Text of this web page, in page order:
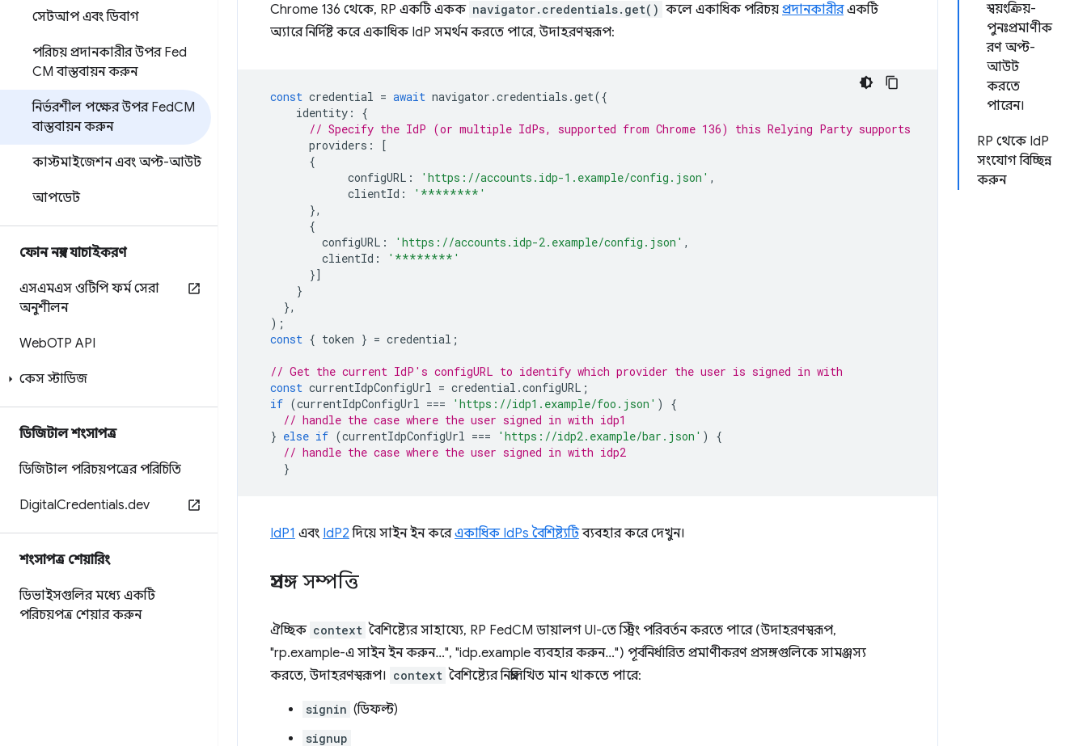
সেটআপ এবং ডিবাগ
পরিচয় প্রদানকারীর উপর Fed
CM বাস্তবায়ন করুন
নির্ভরশীল পক্ষের উপর FedCM
বাস্তবায়ন করুন
কাস্টমাইজেশন এবং অপ্ট-আউট
আপডেট
ফোন নম্বর যাচাইকরণ
এসএমএস ওটিপি ফর্ম সেরা
অনুশীলন
WebOTP API
কেস স্টাডিজ
ডিজিটাল শংসাপত্র
ডিজিটাল পরিচয়পত্রের পরিচিতি
DigitalCredentials.dev
শংসাপত্র শেয়ারিং
ডিভাইসগুলির মধ্যে একটি
পরিচয়পত্র শেয়ার করুন
স্বয়ংক্রিয়-
পুনঃপ্রমাণীক
রণ অপ্ট-
আউট
করতে
পারেন।
RP থেকে IdP
সংযোগ বিচ্ছিন্ন
করুন
Chrome 136 থেকে, RP একটি একক navigator.credentials.get() কলে একাধিক পরিচয় প্রদানকারীরএকটি
অ্যারে নির্দিষ্ট করে একাধিক IdP সমর্থন করতে পারে, উদাহরণস্বরূপ:
const credential = await navigator .credentials .get({
identity :
{
// Specify the IdP (or multiple IdPs, supported from Chrome 136) this Relying Party supports
providers :
[
{
configURL : 'https://accounts.idp-1.example/config.json' ,
clientId :
'********'
},
{
configURL : 'https://accounts.idp-2.example/config.json' ,
clientId :
'********'
}]
}
},
);
const { token } = credential ;
// Get the current IdP's configURL to identify which provider the user is signed in with
const currentIdpConfigUrl = credential .configURL ;
if (currentIdpConfigUrl === 'https://idp1.example/foo.json' )
{
// handle the case where the user signed in with idp1
} else if (currentIdpConfigUrl === 'https://idp2.example/bar.json' )
{
// handle the case where the user signed in with idp2
}
IdP1 এবং IdP2 দিয়ে সাইন ইন করেএকাধিক IdPs বৈশিষ্ট্যটিব্যবহার করে দেখুন।
প্রসঙ্গ সম্পত্তি
ঐচ্ছিক context বৈশিষ্ট্যের সাহায্যে, RP FedCM ডায়ালগ UI-তে স্ট্রিং পরিবর্তন করতে পারে (উদাহরণস্বরূপ,
"rp.example-এ সাইন ইন করুন…", "idp.example ব্যবহার করুন…") পূর্বনির্ধারিত প্রমাণীকরণ প্রসঙ্গগুলিকে সামঞ্জস্য
করতে, উদাহরণস্বরূপ। context বৈশিষ্ট্যের নিম্নলিখিত মান থাকতে পারে:
signin (ডিফল্ট)
signup